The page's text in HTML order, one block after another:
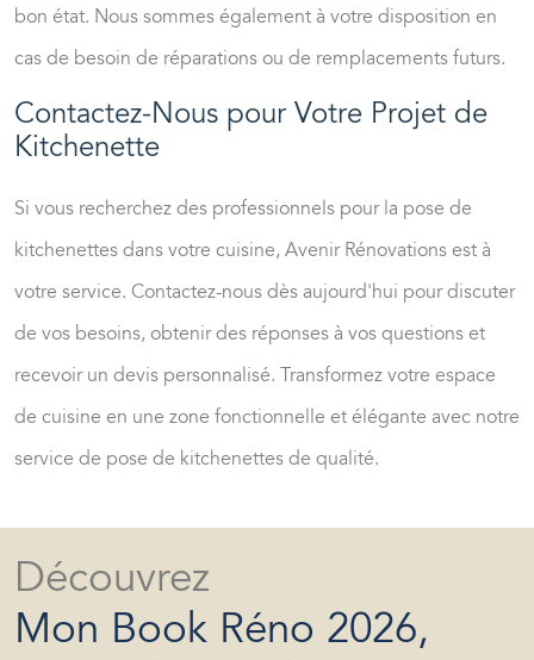
bon état. Nous sommes également à votre disposition en
cas de besoin de réparations ou de remplacements futurs.
Contactez-Nous pour Votre Projet de
Kitchenette
Si vous recherchez des professionnels pour la pose de
kitchenettes dans votre cuisine, Avenir Rénovations est à
votre service. Contactez-nous dès aujourd'hui pour discuter
de vos besoins, obtenir des réponses à vos questions et
recevoir un devis personnalisé. Transformez votre espace
de cuisine en une zone fonctionnelle et élégante avec notre
service de pose de kitchenettes de qualité.
Découvrez
Mon Book Réno 2026,